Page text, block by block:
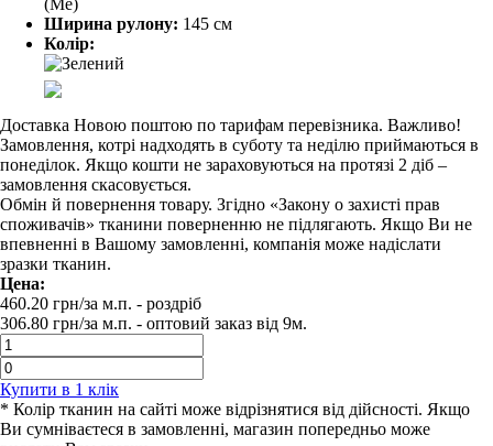
Ширина рулону: 145 см
Колір:
Доставка Новою поштою по тарифам перевізника. Важливо!
Замовлення, котрі надходять в суботу та неділю приймаються в
понеділок. Якщо кошти не зараховуються на протязі 2 діб –
замовлення скасовується.
Обмін й повернення товару. Згідно «Закону о захисті прав
споживачів» тканини поверненню не підлягають. Якщо Ви не
впевненні в Вашому замовленні, компанія може надіслати
зразки тканин.
Цена:
460.20 грн/за м.п. - роздрiб
306.80 грн/за м.п. - оптовий заказ вiд 9м.
Купити в 1 клiк
* Колір тканин на сайті може відрізнятися від дійсності. Якщо
Ви сумніваєтеся в замовленні, магазин попередньо може